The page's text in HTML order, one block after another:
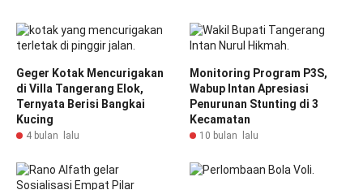
Geger Kotak Mencurigakan
di Villa Tangerang Elok,
Ternyata Berisi Bangkai
Kucing
4 bulan lalu
Monitoring Program P3S,
Wabup Intan Apresiasi
Penurunan Stunting di 3
Kecamatan
10 bulan lalu